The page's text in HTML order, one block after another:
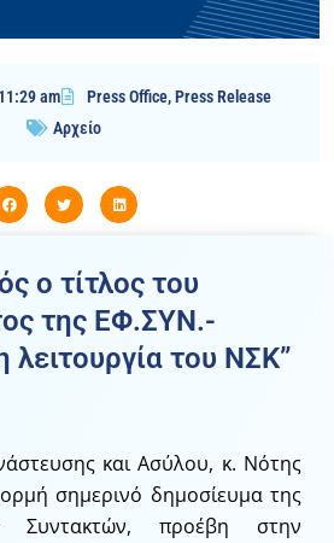
11:29 am Press Office,Press Release
Αρχείο
ο τίτλος του
της ΕΦ.ΣΥΝ.-
λειτουργία του ΝΣΚ”
και Ασύλου, κ. Νότης
σημερινό δημοσίευμα της
Συντακτών, προέβη στην